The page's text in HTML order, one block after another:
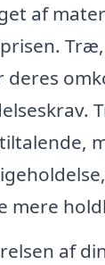
af
deres
mere
af